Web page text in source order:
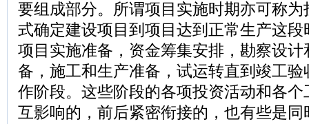
要组成部分。所谓项目实施时期亦可称
式确定建设项目到项目达到正常生产这
项目实施准备，资金筹集安排，勘察设
备，施工和生产准备，试运转直到竣工
作阶段。这些阶段的各项投资活动和各
互影响的，前后紧密衔接的，也有些是